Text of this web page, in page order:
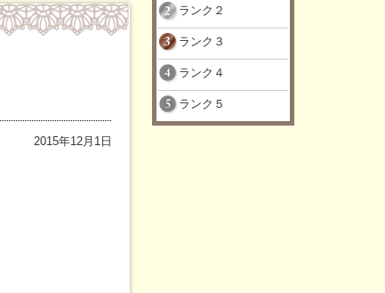
2015年12月1日
ランク２
ランク３
ランク４
ランク５